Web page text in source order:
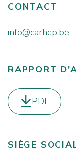
CONTACT
info@carhop.be
RAPPORT
Télécharger le
PDF
SIÈGE